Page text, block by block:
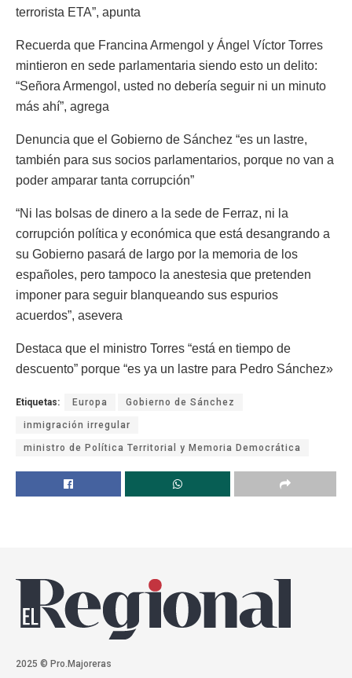
terrorista ETA”, apunta
Recuerda que Francina Armengol y Ángel Víctor Torres
mintieron en sede parlamentaria siendo esto un delito:
“Señora Armengol, usted no debería seguir ni un minuto
más ahí”, agrega
Denuncia que el Gobierno de Sánchez “es un lastre,
también para sus socios parlamentarios, porque no van a
poder amparar tanta corrupción”
“Ni las bolsas de dinero a la sede de Ferraz, ni la
corrupción política y económica que está desangrando a
su Gobierno pasará de largo por la memoria de los
españoles, pero tampoco la anestesia que pretenden
imponer para seguir blanqueando sus espurios
acuerdos”, asevera
Destaca que el ministro Torres “está en tiempo de
descuento” porque “es ya un lastre para Pedro Sánchez»
Etiquetas: Europa Gobierno de Sánchez
inmigración irregular
ministro de Política Territorial y Memoria Democrática
2025 © Pro.Majoreras